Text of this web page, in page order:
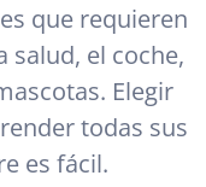
que requieren
salud, el coche,
Elegir
todas sus
es fácil.